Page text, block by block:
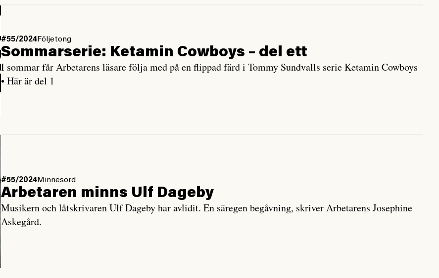
#55/2024Följetong
Sommarserie: Ketamin Cowboys – del ett
I sommar får Arbetarens läsare följa med på en flippad färd i Tommy Sundvalls serie Ketamin Cowboys
• Här är del 1
#55/2024Minnesord
Arbetaren minns Ulf Dageby
Musikern och låtskrivaren Ulf Dageby har avlidit. En säregen begåvning, skriver Arbetarens Josephine
Askegård.